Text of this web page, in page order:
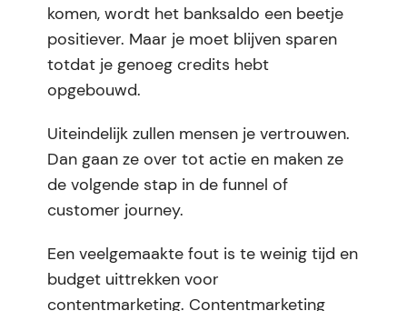
komen, wordt het banksaldo een beetje
positiever. Maar je moet blijven sparen
totdat je genoeg credits hebt
opgebouwd.
Uiteindelijk zullen mensen je vertrouwen.
Dan gaan ze over tot actie en maken ze
de volgende stap in de funnel of
customer journey.
Een veelgemaakte fout is te weinig tijd en
budget uittrekken voor
contentmarketing. Contentmarketing